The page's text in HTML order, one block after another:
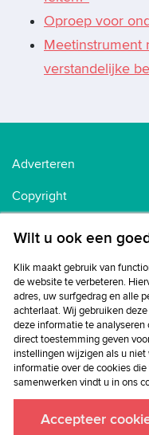
Oproep voor
Meetinstrument
verstandelijke
Adverteren
Copyright
Privacybeleid
Disclaimer
Wilt u ook een
Klik maakt gebruik van
de website te verbeteren.
adres, uw surfgedrag en alle
achterlaat. Wij gebruiken
deze informatie te
direct toestemming geven
instellingen wijzigen als u
informatie over de cookies
samenwerken vindt u in ons
Accepteer